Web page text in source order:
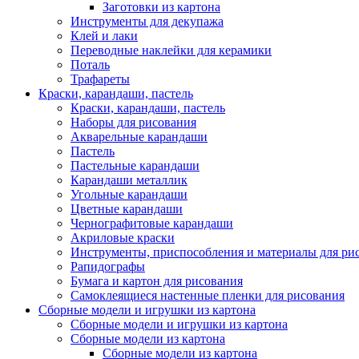
Заготовки из картона
Инструменты для декупажа
Клей и лаки
Переводные наклейки для керамики
Поталь
Трафареты
Краски, карандаши, пастель
Краски, карандаши, пастель
Наборы для рисования
Акварельные карандаши
Пастель
Пастельные карандаши
Карандаши металлик
Угольные карандаши
Цветные карандаши
Чернографитовые карандаши
Акриловые краски
Инструменты, приспособления и материалы для
Рапидографы
Бумага и картон для рисования
Самоклеящиеся настенные пленки для рисования
Сборные модели и игрушки из картона
Сборные модели и игрушки из картона
Сборные модели из картона
Сборные модели из картона